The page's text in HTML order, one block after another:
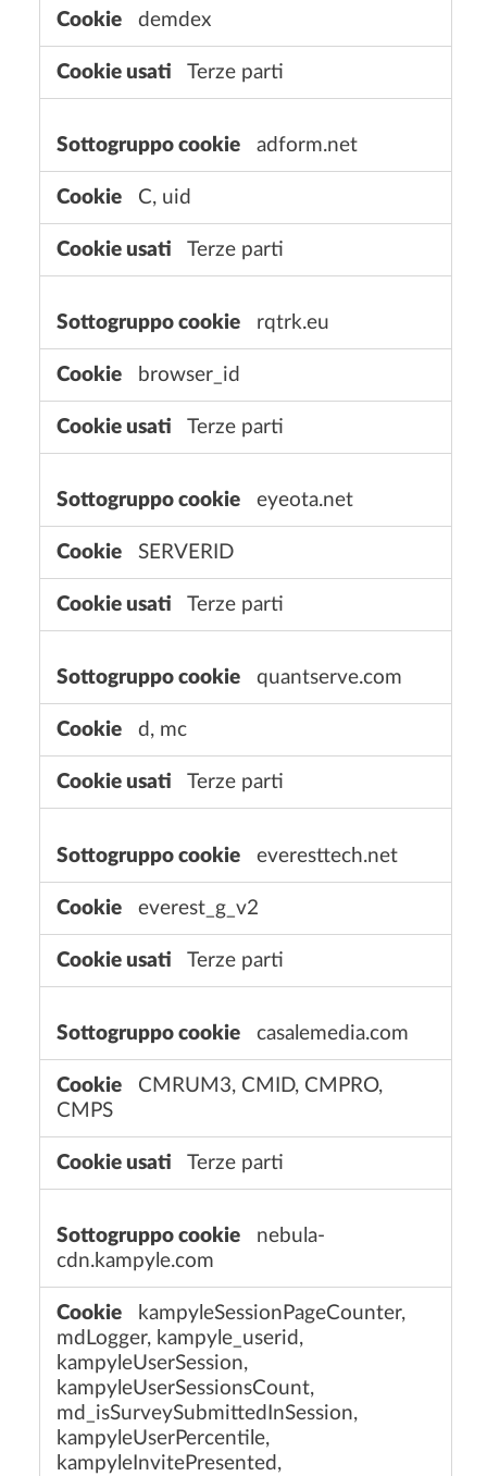
demdex
Terze parti
adform.net
C, uid
Terze parti
rqtrk.eu
browser_id
Terze parti
eyeota.net
SERVERID
Terze parti
quantserve.com
d, mc
Terze parti
everesttech.net
everest_g_v2
Terze parti
casalemedia.com
CMRUM3, CMID, CMPRO,
CMPS
Terze parti
nebula-
cdn.kampyle.com
kampyleSessionPageCounter,
mdLogger, kampyle_userid,
kampyleUserSession,
kampyleUserSessionsCount,
md_isSurveySubmittedInSession,
kampyleUserPercentile,
kampyleInvitePresented,